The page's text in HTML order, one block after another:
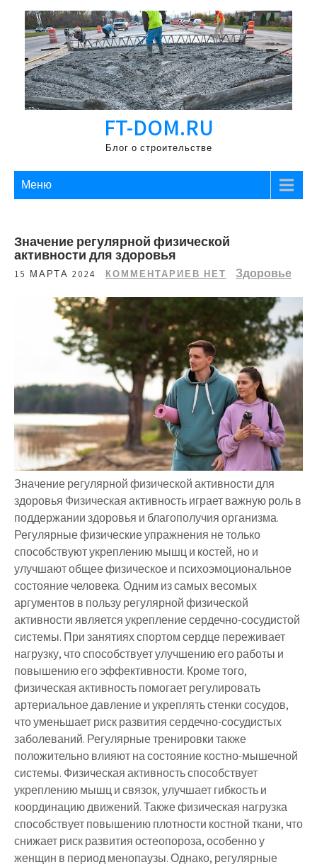
Перейти
содержимому
FT-DOM.RU
Блог о строительстве
Меню
Значение регулярной физической
активности для здоровья
15 МАРТА 2024 КОММЕНТАРИЕВ НЕТ Здоровье
Значение регулярной физической активности для
здоровья Физическая активность играет важную роль в
поддержании здоровья и благополучия организма.
Регулярные физические упражнения не только
способствуют укреплению мышц и костей, но и
улучшают общее физическое и психоэмоциональное
состояние человека. Одним из самых весомых
аргументов в пользу регулярной физической
активности является укрепление сердечно-сосудистой
системы. При занятиях спортом сердце переживает
нагрузку, что способствует улучшению его работы и
повышению его эффективности. Кроме того,
физическая активность помогает регулировать
артериальное давление и укреплять стенки сосудов,
что уменьшает риск развития сердечно-сосудистых
заболеваний. Регулярные тренировки также
положительно влияют на состояние костно-мышечной
системы. Физическая активность способствует
укреплению мышц и связок, улучшает гибкость и
координацию движений. Также физическая нагрузка
способствует повышению плотности костной ткани, что
снижает риск развития остеопороза, особенно у
женщин в период менопаузы. Однако, регулярные